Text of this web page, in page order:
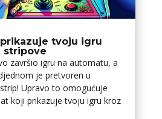
tvoju igru
stripove
završio igru na automatu, a
je pretvoren u
Upravo to omogućuje
koji prikazuje tvoju igru kroz